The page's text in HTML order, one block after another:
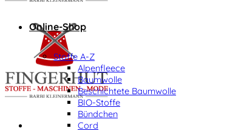
Online-Shop
Stoffe A-Z
Alpenfleece
Baumwolle
Beschichtete Baumwolle
BIO-Stoffe
Bündchen
Cord